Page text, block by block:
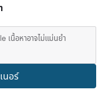
เนื้อหาอาจไม่แม่นยำ
นอร์